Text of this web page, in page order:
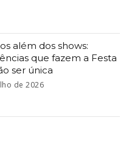
além dos shows:
que fazem a Festa
ser única
de 2026